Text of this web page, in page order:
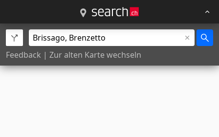
Feedback | Zur alten Karte wechseln